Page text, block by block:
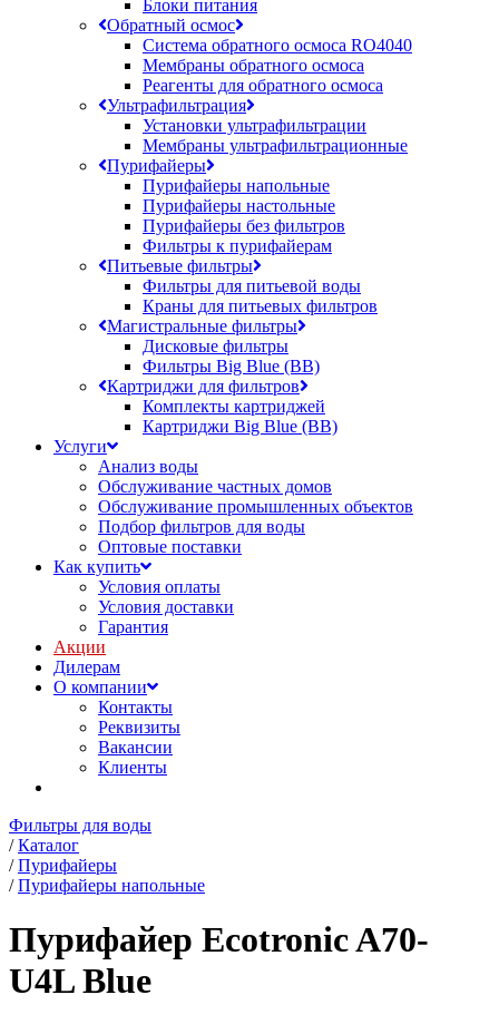
Блоки питания
Обратный осмос
Система обратного осмоса RO4040
Мембраны обратного осмоса
Реагенты для обратного осмоса
Ультрафильтрация
Установки ультрафильтрации
Мембраны ультрафильтрационные
Пурифайеры
Пурифайеры напольные
Пурифайеры настольные
Пурифайеры без фильтров
Фильтры к пурифайерам
Питьевые фильтры
Фильтры для питьевой воды
Краны для питьевых фильтров
Магистральные фильтры
Дисковые фильтры
Фильтры Big Blue (BB)
Картриджи для фильтров
Комплекты картриджей
Картриджи Big Blue (BB)
Услуги
Анализ воды
Обслуживание частных домов
Обслуживание промышленных объектов
Подбор фильтров для воды
Оптовые поставки
Как купить
Условия оплаты
Условия доставки
Гарантия
Акции
Дилерам
О компании
Контакты
Реквизиты
Вакансии
Клиенты
Фильтры для воды
/ Каталог
/ Пурифайеры
/ Пурифайеры напольные
Пурифайер Ecotronic A70-
U4L Blue